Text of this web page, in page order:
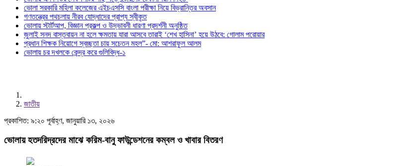
ভোলা সরকারি মহিলা কলেজের এইচএসসি বাংলা পরীক্ষা নিয়ে বিভ্রান্তির অবসান
গণতন্ত্রের পথচলায় নীরব যোদ্ধাদের প্রাপ্য স্বীকৃত
ভোলায় স্টার্টআপ, বিজ্ঞান প্রকল্প ও উদ্ভাবনী ধারণা প্রদর্শনী অনুষ্ঠিত
জুলাই সনদ বাস্তবায়ন না হলে ক্ষমতায় যারা আসবে তারাই ‘শেখ হাসিনা’ হয়ে উঠবে: গোলাম পরোয়ার
প্রধান শিক্ষক নিয়োগে স্বচ্ছতা চায় সচেতন মহল”- মো: আশরাফুল আলম
ভোলায় চর দখলকে কেন্দ্র করে গুলিবিদ্ধ-১
জাতীয়
প্রকাশিত: ৯:২০ পূর্বাহ্ণ, জানুয়ারি ১৩, ২০২৬
ভোলায় হতদরিদ্রদের মাঝে করিম-বানু ফাউন্ডেশনের কম্বল ও খাবার বিতরণ